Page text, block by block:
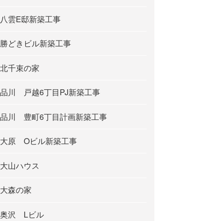
八雲E邸新築工事
勝どきビル新築工事
北千束の家
品川 戸越6丁目PJ新築工事
品川 豊町6丁目計画新築工事
大原 Oビル新築工事
大山ハウス
大森の家
奥沢 Lビル